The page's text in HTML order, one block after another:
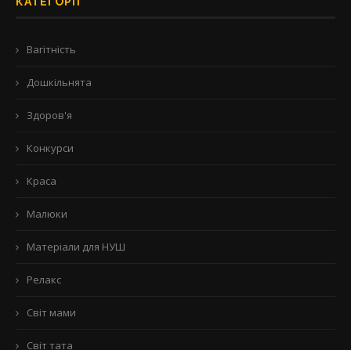
Вагітність
Дошкільнята
Здоров'я
Конкурси
Краса
Малюки
Матеріали для НУШ
Релакс
Світ мами
Світ тата